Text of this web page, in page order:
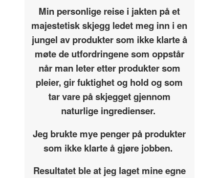
Min personlige reise i jakten på et
majestetisk skjegg ledet meg inn i en
jungel av produkter som ikke klarte å
møte de utfordringene som oppstår
når man leter etter produkter som
pleier, gir fuktighet og hold og som
tar vare på skjegget gjennom
naturlige ingredienser.
Jeg brukte mye penger på produkter
som ikke klarte å gjøre jobben.
Resultatet ble at jeg laget mine egne